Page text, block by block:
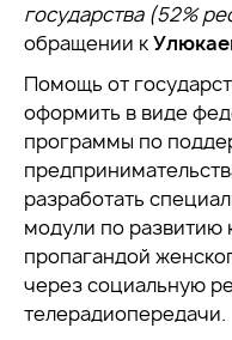
государства (52%
обращении к
Помощь от
оформить в виде
программы по
разработать
модули по развитию
пропагандой
через социальную
телерадиопередачи.